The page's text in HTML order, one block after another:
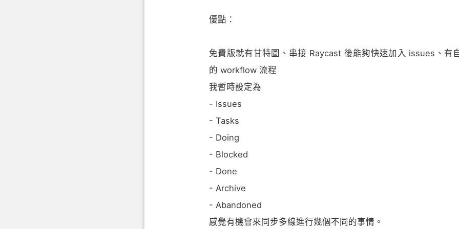
優點：
免費版就有甘特圖、串接 Raycast 後能夠快速加入 issues、有
的 workflow 流程
我暫時設定為
- Issues
- Tasks
- Doing
- Blocked
- Done
- Archive
- Abandoned
感覺有機會來同步多線進行幾個不同的事情。